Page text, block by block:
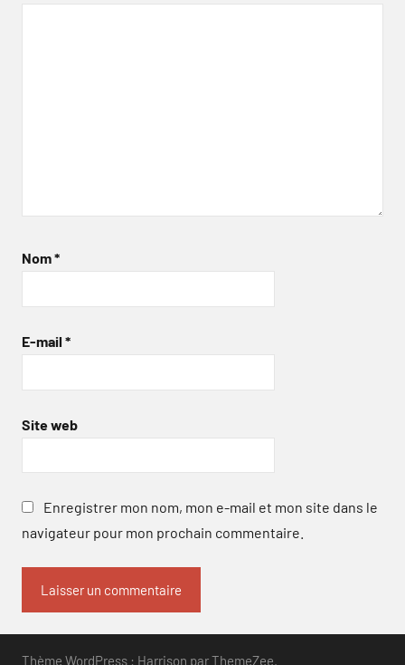
Nom*
E-mail *
Site web
Enregistrer mon nom, mon e-mail et mon site dans le
navigateur pour mon prochain commentaire.
Thème WordPress : Harrison par ThemeZee.